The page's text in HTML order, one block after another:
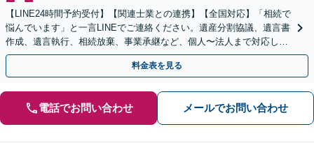
【LINE24時間予約受付】【関連士業との連携】【全国対応】「相続で
悩んでいます」と一言LINEでご連絡ください。遺産分割協議、遺言書
作成、遺言執行、相続放棄、事業承継など、個人〜法人まで対応しま
す。関連士業との連携でワンストップ解決！
料金表を見る
電話でお問い合わせ メールでお問い合わせ